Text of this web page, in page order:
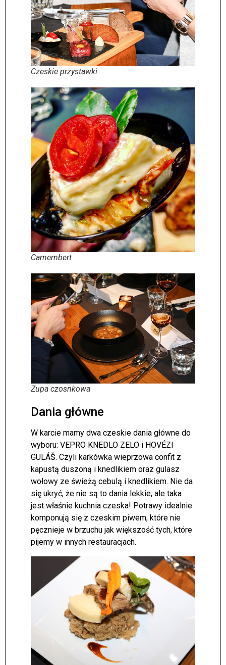
Czeskie przystawki
Camembert
Zupa czosnkowa
Dania główne
W karcie mamy dwa czeskie dania główne do
wyboru: VEPRO KNEDLO ZELO i HOVÉZI
GULÁŠ. Czyli karkówka wieprzowa confit z
kapustą duszoną i knedlikiem oraz gulasz
wołowy ze świeżą cebulą i knedlikiem. Nie da
się ukryć, że nie są to dania lekkie, ale taka
jest właśnie kuchnia czeska! Potrawy idealnie
komponują się z czeskim piwem, które nie
pęcznieje w brzuchu jak większość tych, które
pijemy w innych restauracjach.